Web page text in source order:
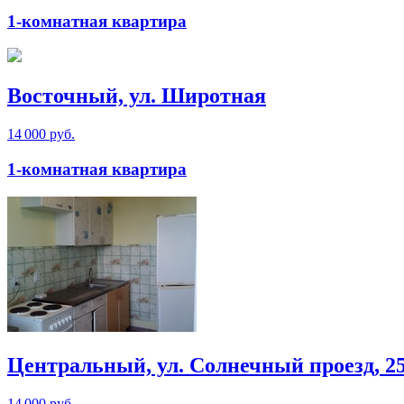
1-комнатная квартира
Восточный, ул. Широтная
14 000 руб.
1-комнатная квартира
Центральный, ул. Солнечный проезд,